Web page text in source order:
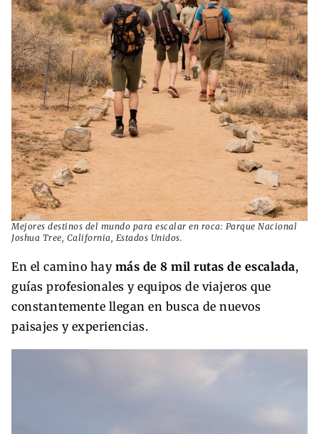
Mejores destinos del mundo para escalar en roca: Parque Nacional
Joshua Tree, California, Estados Unidos.
En el camino hay más de 8 mil rutas de escalada,
guías profesionales y equipos de viajeros que
constantemente llegan en busca de nuevos
paisajes y experiencias.